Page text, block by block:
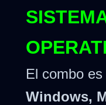
El combo
Windows,